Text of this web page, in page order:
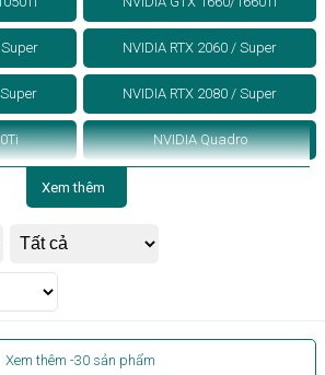
NVIDIA RTX 2060 / Super
NVIDIA RTX 2080 / Super
NVIDIA Quadro
Xem thêm
Xem thêm -30sản phẩm